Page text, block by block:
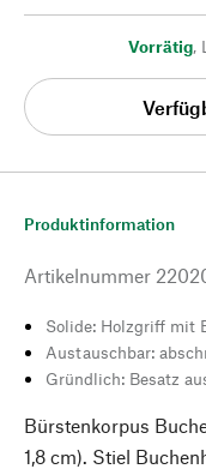
Vorrätig,
Produktinformation
Artikelnummer
Solide: Holzgriff mit
Austauschbar:
Gründlich: Besatz
Bürstenkorpus
1,8 cm). Stiel